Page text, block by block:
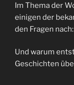
Im Thema der
einigen der
den Fragen
Und warum
Geschichten